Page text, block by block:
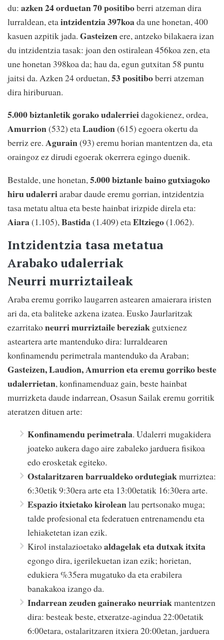
du: azken 24 orduetan 70 positiboberri atzeman dira
lurraldean, etaintzidentzia 397koada une honetan, 400
kasuen azpitik jada. Gasteizenere, antzeko bilakaera izan
du intzidentzia tasak: joan den ostiralean 456koa zen, eta
une honetan 398koa da; hau da, egun gutxitan 58 puntu
jaitsi da. Azken 24 orduetan,53 positiboberri atzeman
dira hiriburuan.
5.000 biztanletik gorako udalerrieidagokienez, ordea,
Amurrion(532) etaLaudion(615) egoera okertu da
berriz ere. Agurain(93) eremu horian mantentzen da, eta
oraingoz ez dirudi egoerak okerrera egingo duenik.
Bestalde, une honetan,5.000 biztanle baino gutxiagoko
hiru udalerriarabar daude eremu gorrian, intzidentzia
tasa metatu altua eta beste hainbat irizpide direla eta:
Aiara(1.105),Bastida(1.409) etaEltziego(1.062).
Intzidentzia tasa metatua
Arabako udalerriak
Neurri murriztaileak
Araba eremu gorriko laugarren astearen amaierara iristen
ari da, eta baliteke azkena izatea. Eusko Jaurlaritzak
ezarritakoneurri murriztaile bereziak gutxienez
asteartera arte mantenduko dira: lurraldearen
konfinamendu perimetrala mantenduko da Araban;
Gasteizen, Laudion, Amurrion eta eremu gorriko beste
udalerrietan, konfinamenduaz gain, beste hainbat
murrizketa daude indarrean, Osasun Sailak eremu gorritik
ateratzen dituen arte:
Konfinamendu perimetrala. Udalerri mugakidera
joateko aukera dago aire zabaleko jarduera fisikoa
edo erosketak egiteko.
Ostalaritzaren barrualdeko ordutegiakmurriztea:
6:30etik 9:30era arte eta 13:00etatik 16:30era arte.
Espazio itxietako kiroleanlau pertsonako muga;
talde profesional eta federatuen entrenamendu eta
lehiaketetan izan ezik.
Kirol instalazioetakoaldagelak eta dutxak itxita
egongo dira, igerilekuetan izan ezik; horietan,
edukiera %35era mugatuko da eta erabilera
banakakoa izango da.
Indarrean zeuden gainerako neurriakmantentzen
dira: besteak beste, etxeratze-agindua 22:00etatik
6:00etara, ostalaritzaren itxiera 20:00etan, jarduera